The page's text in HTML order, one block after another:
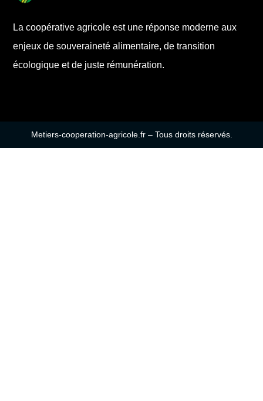
La coopérative agricole est une réponse moderne aux
enjeux de souveraineté alimentaire, de transition
écologique et de juste rémunération.
Metiers-cooperation-agricole.fr – Tous droits réservés.